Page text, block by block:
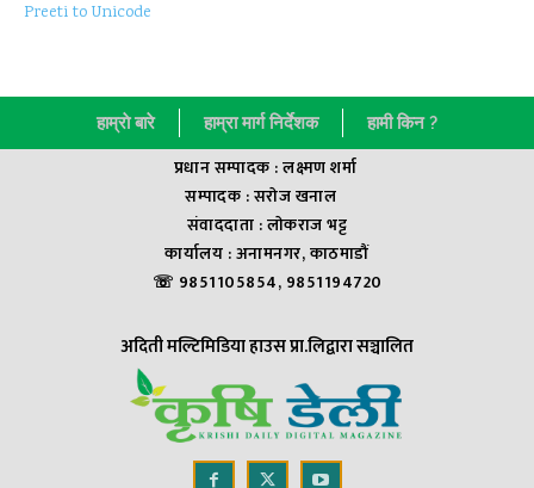
Preeti to Unicode
हाम्राे बारे हाम्रा मार्ग निर्देशक हामी किन ?
प्रधान सम्पादक : लक्ष्मण शर्मा
सम्पादक : सराेज खनाल
संवाददाता : लाेकराज भट्ट
कार्यालय : अनामनगर, काठमाडौं
☏ 9851105854, 9851194720
अदिती मल्टिमिडिया हाउस प्रा.लिद्वारा सञ्चालित